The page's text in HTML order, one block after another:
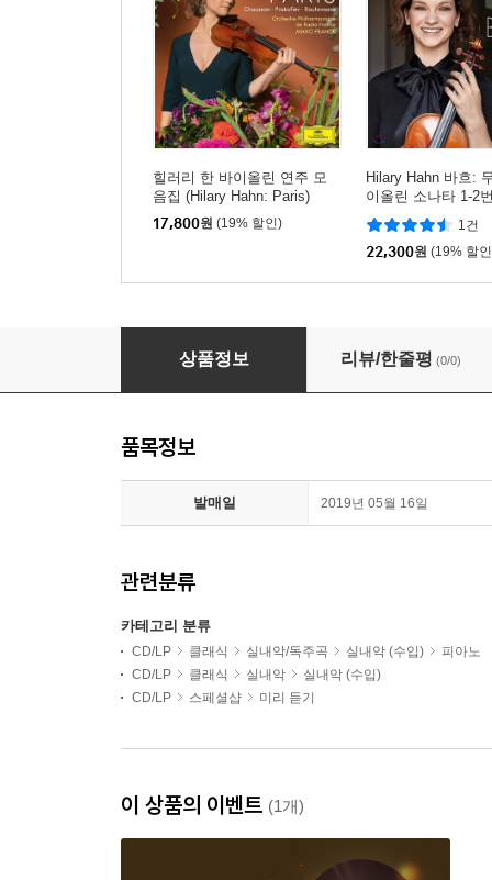
힐러리 한 바이올린 연주 모
음집 (Hilary Hahn: Paris)
17,800원 (19% 할인)
Hilary Hahn 바흐:
이올린 소나타 1-2
타 1번 - 힐러리 한
natas &Partita 1)
1건
22,300원 (19% 할
Trio Wanderer 라흐마니노프 / 그리그 / 요제
상품정보 리뷰/한줄평 (0/0)
품목정보
발매일 2019년 05월 16일
관련분류
카테고리 분류
CD/LP 클래식 실내악/독주곡 실내악 (수입)
피아노
CD/LP
클래식 실내악
실내악 (수입)
CD/LP
스페셜샵 미리 듣기
이 상품의 이벤트 (1개)